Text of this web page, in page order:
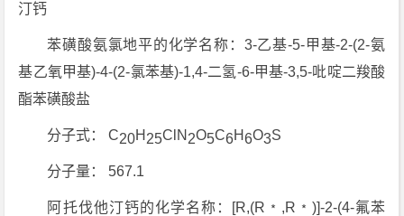
汀钙
苯磺酸氨氯地平的化学名称：3-乙基-5-甲基-2-(2-氨
基乙氧甲基)-4-(2-氯苯基)-1,4-二氢-6-甲基-3,5-吡啶二羧酸
酯苯磺酸盐
分子式： C20H 25ClN 2O5C6H6O3S
分子量： 567.1
阿托伐他汀钙的化学名称：[R,(R﹡,R﹡)]-2-(4-氟苯